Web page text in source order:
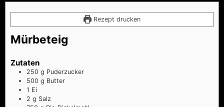
Rezept drucken
Mürbeteig
Zutaten
250 g Puderzucker
500 g Butter
1 Ei
2 g Salz